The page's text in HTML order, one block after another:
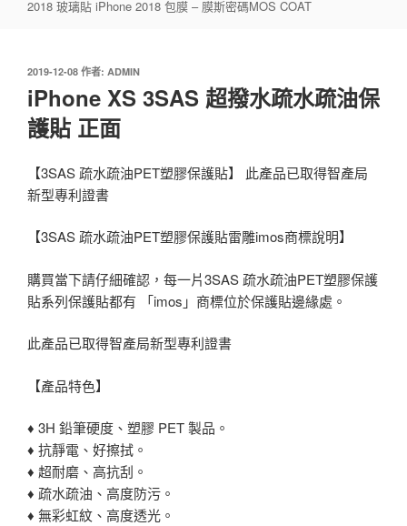
2018 玻璃貼 iPhone 2018 包膜 – 膜斯密碼MOS COAT
發
2019-12-08 作者: ADMIN
iPhone XS 3SAS 超撥水疏水疏油保
護貼 正面
【3SAS 疏水疏油PET塑膠保護貼】 此產品已取得智產局
新型專利證書
【3SAS 疏水疏油PET塑膠保護貼雷雕imos商標說明】
購買當下請仔細確認，每一片3SAS 疏水疏油PET塑膠保護
貼系列保護貼都有 「imos」商標位於保護貼邊緣處。
此產品已取得智產局新型專利證書
【產品特色】
♦ 3H 鉛筆硬度、塑膠 PET 製品。
♦ 抗靜電、好擦拭。
♦ 超耐磨、高抗刮。
♦ 疏水疏油、高度防污。
♦ 無彩虹紋、高度透光。